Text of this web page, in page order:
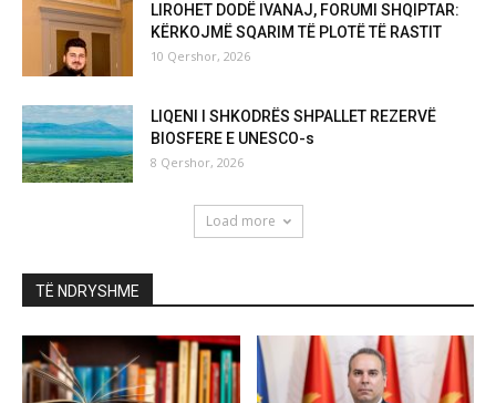
LIROHET DODË IVANAJ, FORUMI SHQIPTAR:
KËRKOJMË SQARIM TË PLOTË TË RASTIT
10 Qershor, 2026
LIQENI I SHKODRËS SHPALLET REZERVË
BIOSFERE E UNESCO-s
8 Qershor, 2026
Load more
TË NDRYSHME